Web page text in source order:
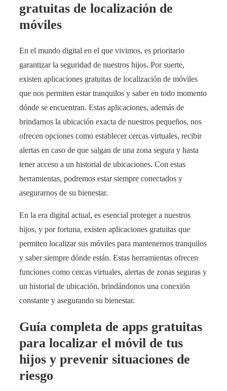
gratuitas de localización de
móviles
En el mundo digital en el que vivimos, es prioritario
garantizar la seguridad de nuestros hijos. Por suerte,
existen aplicaciones gratuitas de localización de móviles
que nos permiten estar tranquilos y saber en todo momento
dónde se encuentran. Estas aplicaciones, además de
brindarnos la ubicación exacta de nuestros pequeños, nos
ofrecen opciones como establecer cercas virtuales, recibir
alertas en caso de que salgan de una zona segura y hasta
tener acceso a un historial de ubicaciones. Con estas
herramientas, podremos estar siempre conectados y
asegurarnos de su bienestar.
En la era digital actual, es esencial proteger a nuestros
hijos, y por fortuna, existen aplicaciones gratuitas que
permiten localizar sus móviles para mantenernos tranquilos
y saber siempre dónde están. Estas herramientas ofrecen
funciones como cercas virtuales, alertas de zonas seguras y
un historial de ubicación, brindándonos una conexión
constante y asegurando su bienestar.
Guía completa de apps gratuitas
para localizar el móvil de tus
hijos y prevenir situaciones de
riesgo